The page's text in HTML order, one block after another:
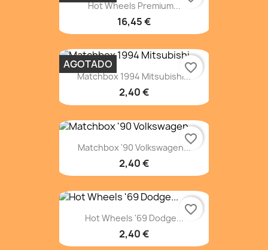
Hot Wheels Premium...
16,45 €
Matchbox 1994 Mitsubishi...
2,40 €
AGOTADO favorite_border
Matchbox '90 Volkswagen...
2,40 €
favorite_border
Hot Wheels '69 Dodge...
2,40 €
favorite_border